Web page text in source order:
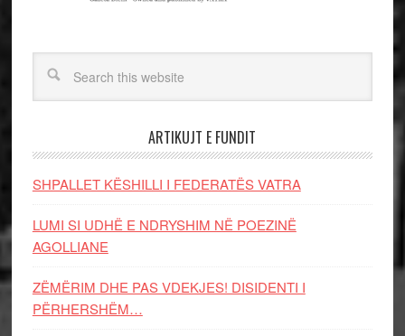
ARTIKUJT E FUNDIT
SHPALLET KËSHILLI I FEDERATËS VATRA
LUMI SI UDHË E NDRYSHIM NË POEZINË
AGOLLIANE
ZËMËRIM DHE PAS VDEKJES! DISIDENTI I
PËRHERSHËM…